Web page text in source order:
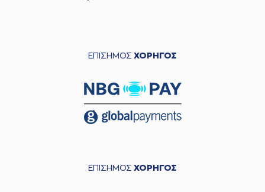
ΕΠΙΣΗΜΟΣ ΧΟΡΗΓΟΣ
ΕΠΙΣΗΜΟΣ ΧΟΡΗΓΟΣ